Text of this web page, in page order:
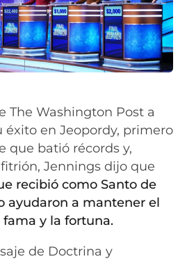
The Washington Post a
éxito en Jeopordy, primero
que batió récords y,
Jennings dijo que
recibió como Santo de
ayudaron a mantener el
y la fortuna.
de Doctrina y